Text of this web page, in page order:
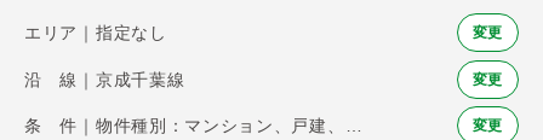
エリア｜指定なし 変更
沿 線｜京成千葉線 変更
変更